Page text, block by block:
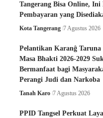
Tangerang Bisa Online, Ini
Pembayaran yang
Kota Tangerang 7 Agustus 2026
Pelantikan Karanĝ Taruna
Masa Bhakti 2026-2029
Bermanfaat bagi
Perangi Judi dan Narkoba
Tanah Karo 7 Agustus 2026
PPID Tangsel Perkuat